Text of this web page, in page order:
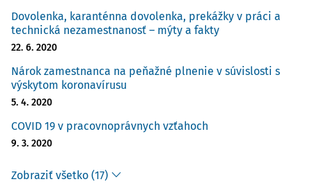
Dovolenka, karanténna dovolenka, prekážky v práci a
technická nezamestnanosť – mýty a fakty
22. 6. 2020
Nárok zamestnanca na peňažné plnenie v súvislosti s
výskytom koronavírusu
5. 4. 2020
COVID 19 v pracovnoprávnych vzťahoch
9. 3. 2020
Zobraziť všetko (17)